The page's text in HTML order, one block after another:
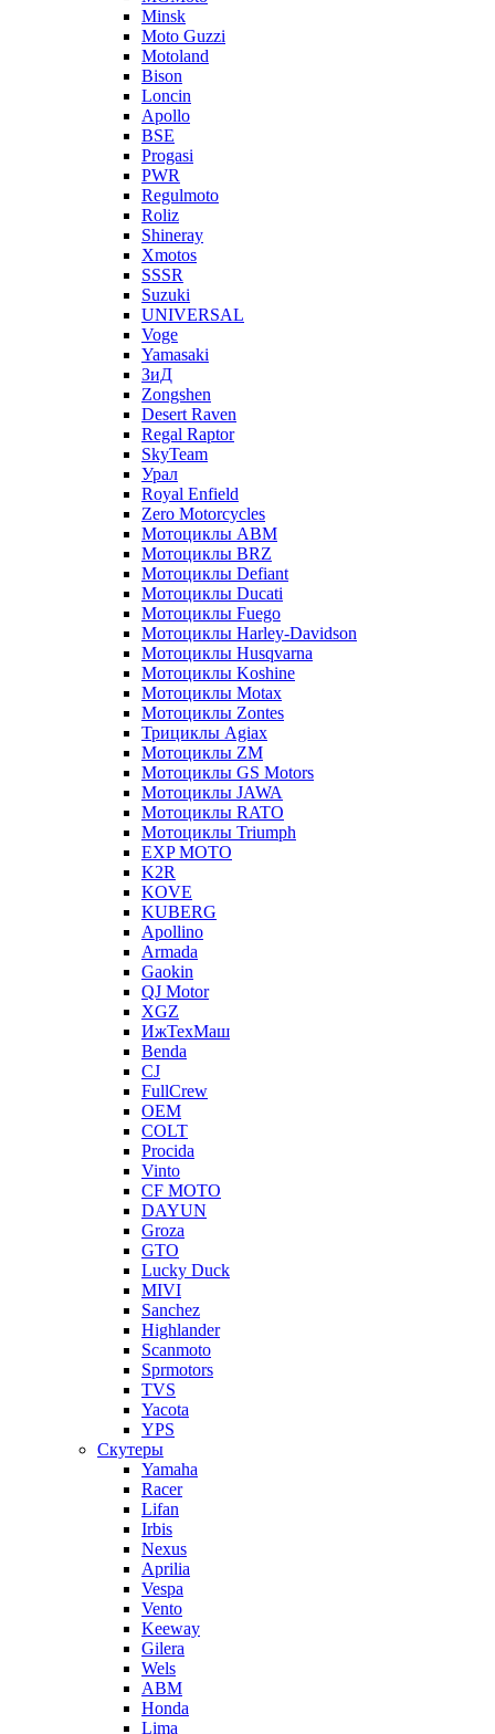
Minsk
Moto Guzzi
Motoland
Bison
Loncin
Apollo
BSE
Progasi
PWR
Regulmoto
Roliz
Shineray
Xmotos
SSSR
Suzuki
UNIVERSAL
Voge
Yamasaki
ЗиД
Zongshen
Desert Raven
Regal Raptor
SkyTeam
Урал
Royal Enfield
Zero Motorcycles
Мотоциклы ABM
Мотоциклы BRZ
Мотоциклы Defiant
Мотоциклы Ducati
Мотоциклы Fuego
Мотоциклы Harley-Davidson
Мотоциклы Husqvarna
Мотоциклы Koshine
Мотоциклы Motax
Мотоциклы Zontes
Трициклы Agiax
Мотоциклы ZM
Мотоциклы GS Motors
Мотоциклы JAWA
Мотоциклы RATO
Мотоциклы Triumph
EXP MOTO
K2R
KOVE
KUBERG
Apollino
Armada
Gaokin
QJ Motor
XGZ
ИжТехМаш
Benda
CJ
FullCrew
OEM
COLT
Procida
Vinto
CF MOTO
DAYUN
Groza
GTO
Lucky Duck
MIVI
Sanchez
Highlander
Scanmoto
Sprmotors
TVS
Yacota
YPS
Скутеры
Yamaha
Racer
Lifan
Irbis
Nexus
Aprilia
Vespa
Vento
Keeway
Gilera
Wels
ABM
Honda
Lima